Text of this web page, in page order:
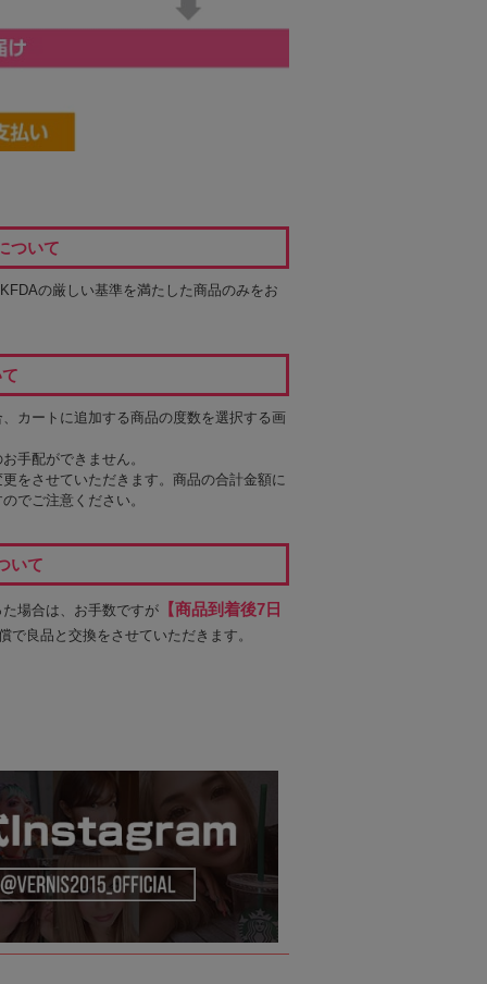
ついて
の厳しい基準を満たした商品のみをお
カートに追加する商品の度数を選択する画
手配ができません。
をさせていただきます。商品の合計金額に
でご注意ください。
いて
場合は、お手数ですが 【商品到着後7日
良品と交換をさせていただきます。